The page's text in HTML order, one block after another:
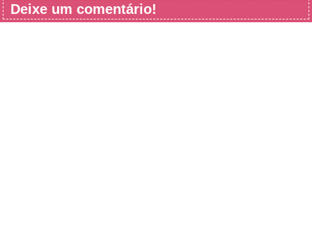
Deixe um comentário!